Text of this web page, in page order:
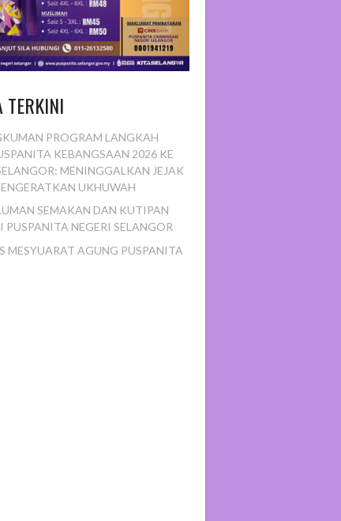
TERKINI
PROGRAM LANGKAH
KEBANGSAAN 2026 KE
MENINGGALKAN JEJAK
UKHUWAH
SEMAKAN DAN KUTIPAN
PUSPANITA NEGERI SELANGOR
MESYUARAT AGUNG PUSPANITA